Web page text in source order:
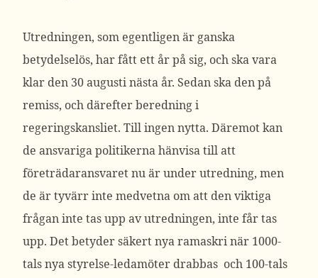
Utredningen, som egentligen är ganska
betydelselös, har fått ett år på sig, och ska vara
klar den 30 augusti nästa år. Sedan ska den på
remiss, och därefter beredning i
regeringskansliet. Till ingen nytta. Däremot kan
de ansvariga politikerna hänvisa till att
företrädaransvaret nu är under utredning, men
de är tyvärr inte medvetna om att den viktiga
frågan inte tas upp av utredningen, inte får tas
upp. Det betyder säkert nya ramaskri när 1000-
tals nya styrelse-ledamöter drabbas och 100-tals